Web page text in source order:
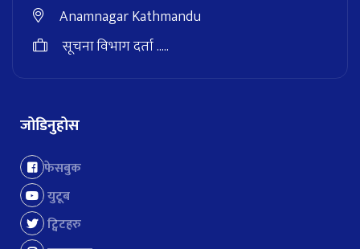
Anamnagar Kathmandu
सूचना विभाग दर्ता .....
जोडिनुहोस
फेसबुक
युटूब
ट्विटहरु